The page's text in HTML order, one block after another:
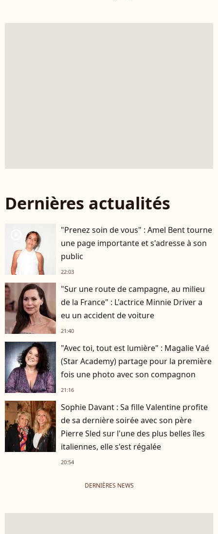
Dernières actualités
"Prenez soin de vous" : Amel Bent tourne
une page importante et s'adresse à son
public
22:03
"Sur une route de campagne, au milieu
de la France" : L'actrice Minnie Driver a
eu un accident de voiture
21:40
"Avec toi, tout est lumière" : Magalie Vaé
(Star Academy) partage pour la première
fois une photo avec son compagnon
21:16
Sophie Davant : Sa fille Valentine profite
de sa dernière soirée avec son père
Pierre Sled sur l'une des plus belles îles
italiennes, elle s'est régalée
20:54
DERNIÈRES NEWS